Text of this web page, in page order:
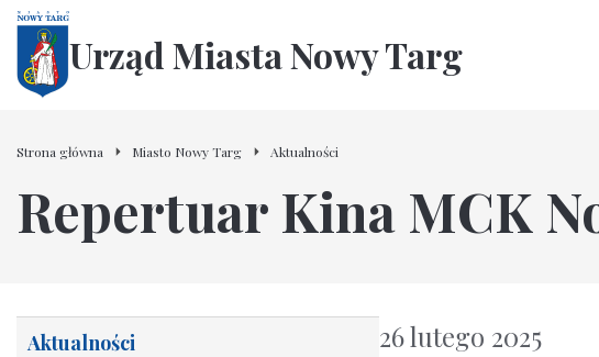
Urząd Miasta Nowy Targ
Strona główna Miasto Nowy Targ Aktualności
Repertuar Kina MCK
Aktualności
26 lutego 2025